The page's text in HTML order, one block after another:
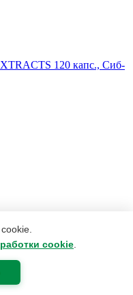
cookie
120 капс., Сиб-